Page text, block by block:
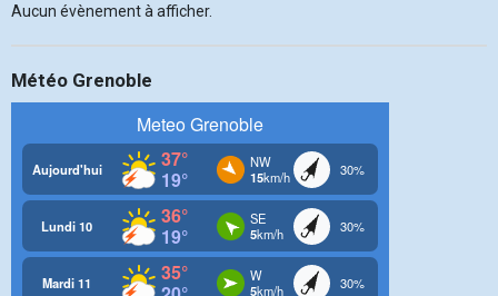
Aucun évènement à afficher.
Météo Grenoble